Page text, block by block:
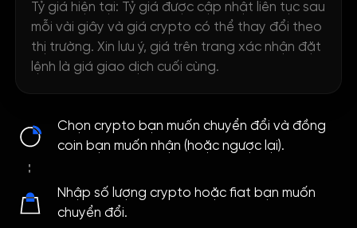
Chọn crypto bạn muốn chuyển đổi và đồng
coin bạn muốn nhận (hoặc ngược lại).
Nhập số lượng crypto hoặc fiat bạn muốn
chuyển đổi.
Tỷ giá hiện tại: Tỷ giá được cập nhật liên tục sau
mỗi vài giây và giá crypto có thể thay đổi theo
thị trường. Xin lưu ý, giá trên trang xác nhận đặt
lệnh là giá giao dịch cuối cùng.